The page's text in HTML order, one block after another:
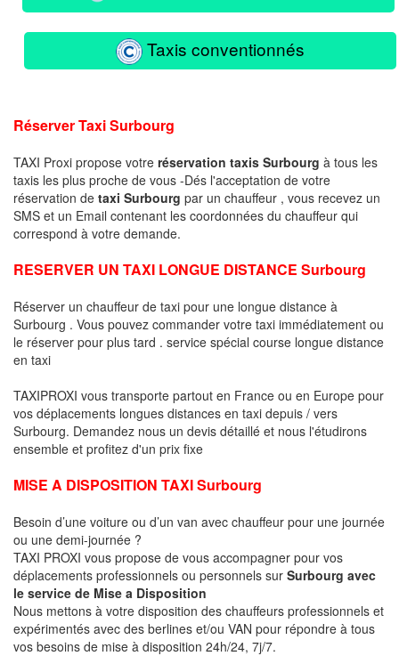
Taxis conventionnés
Réserver Taxi Surbourg
TAXI Proxi propose votre réservation taxis Surbourg à tous les
taxis les plus proche de vous -Dés l'acceptation de votre
réservation de taxi Surbourg par un chauffeur , vous recevez un
SMS et un Email contenant les coordonnées du chauffeur qui
correspond à votre demande.
RESERVER UN TAXI LONGUE DISTANCE Surbourg
Réserver un chauffeur de taxi pour une longue distance à
Surbourg . Vous pouvez commander votre taxi immédiatement ou
le réserver pour plus tard . service spécial course longue distance
en taxi
TAXIPROXI vous transporte partout en France ou en Europe pour
vos déplacements longues distances en taxi depuis / vers
Surbourg. Demandez nous un devis détaillé et nous l'étudirons
ensemble et profitez d'un prix fixe
MISE A DISPOSITION TAXI Surbourg
Besoin d’une voiture ou d’un van avec chauffeur pour une journée
ou une demi-journée ?
TAXI PROXI vous propose de vous accompagner pour vos
déplacements professionnels ou personnels sur Surbourg avec
le service de Mise a Disposition
Nous mettons à votre disposition des chauffeurs professionnels et
expérimentés avec des berlines et/ou VAN pour répondre à tous
vos besoins de mise à disposition 24h/24, 7j/7.